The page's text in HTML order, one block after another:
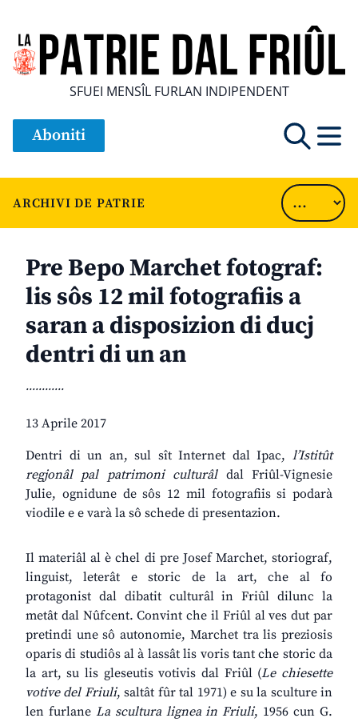
SFUEI MENSÎL FURLAN INDIPENDENT
Aboniti
ARCHIVI DE PATRIE
Pre Bepo Marchet fotograf:
lis sôs 12 mil fotografiis a
saran a disposizion di ducj
dentri di un an
............
13 Aprile 2017
Dentri di un an, sul sît Internet dal Ipac, l’Istitût
regjonâl pal patrimoni culturâldal Friûl-Vignesie
Julie, ognidune de sôs 12 mil fotografiis si podarà
viodile e e varà la sô schede di presentazion.
Il materiâl al è chel di pre Josef Marchet, storiograf,
linguist, leterât e storic de la art, che al fo
protagonist dal dibatit culturâl in Friûl dilunc la
metât dal Nûfcent. Convint che il Friûl al ves dut par
pretindi une sô autonomie, Marchet tra lis preziosis
oparis di studiôs al à lassât lis voris tant che storic da
la art, su lis gleseutis votivis dal Friûl (Le chiesette
votive del Friuli, saltât fûr tal 1971) e su la sculture in
len furlane La scultura lignea in Friuli, 1956 cun G.